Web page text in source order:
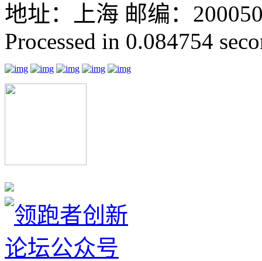
地址：上海 邮编：
Processed in 0.084754